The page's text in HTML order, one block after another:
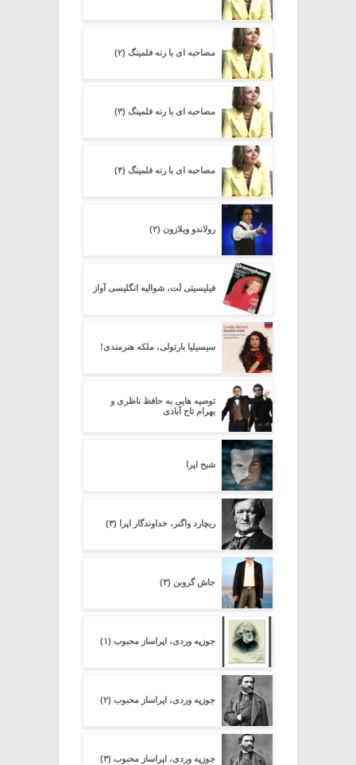
مصاحبه ای با رنه فلمینگ (۲)
مصاحبه ای با رنه فلمینگ (۳)
مصاحبه ای با رنه فلمینگ (۴)
رولاندو ویلازون (۲)
فیلیسیتی لُت، شوالیه انگلیسی آواز
سیسیلیا بارتولی، ملکه هنرمندی!
توصیه هایی به حافظ ناظری و
بهرام تاج آبادی
شبح اپرا
ریچارد واگنر، خداوندگار اپرا (۳)
جاش گروبن (۳)
جوزپه وردی، اپراساز محبوب (۱)
جوزپه وردی، اپراساز محبوب (۲)
جوزپه وردی، اپراساز محبوب (۳)